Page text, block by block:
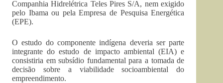
Companhia Hidrelétrica Teles Pires S/A, nem exigido
pelo Ibama ou pela Empresa de Pesquisa Energética
(EPE).
O estudo do componente indígena deveria ser parte
integrante do estudo de impacto ambiental (EIA) e
consistiria em subsídio fundamental para a tomada de
decisão sobre a viabilidade socioambiental do
empreendimento.